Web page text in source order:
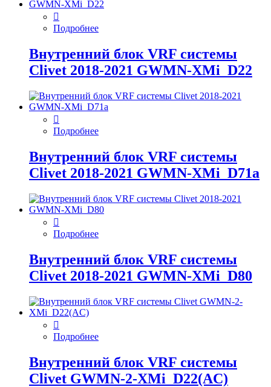
Подробнее
Внутренний блок VRF системы
Clivet 2018-2021 GWMN-XMi_D22
Подробнее
Внутренний блок VRF системы
Clivet 2018-2021 GWMN-XMi_D71а
Подробнее
Внутренний блок VRF системы
Clivet 2018-2021 GWMN-XMi_D80
Подробнее
Внутренний блок VRF системы
Clivet GWMN-2-XMi_D22(AC)